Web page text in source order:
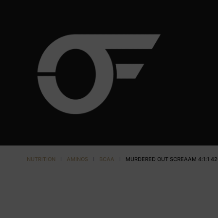
NUTRITION I AMINOS I BCAA I MURDERED OUT SCREAAM 4:1:1